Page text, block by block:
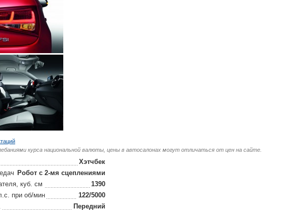
курса национальной валюты, цены в автосалонах могут отличаться от цен на сайте.
Хэтчбек
Робот с 2-мя сцеплениями
куб. см
1390
при об/мин
122/5000
Передний